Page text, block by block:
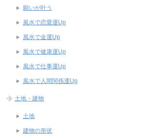
願いが叶う
風水で恋愛運Up
風水で金運Up
風水で健康運Up
風水で仕事運Up
風水で人間関係運Up
土地・建物
土地
建物の形状